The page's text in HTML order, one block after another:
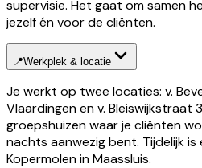
supervisie. Het gaat om samen
jezelf én voor de cliënten.
📍Werkplek & locatie
Je werkt op twee locaties: v.
Vlaardingen en v. Bleiswijkstraat
groepshuizen waar je cliënten
nachts aanwezig bent. Tijdelijk
Kopermolen in Maassluis.